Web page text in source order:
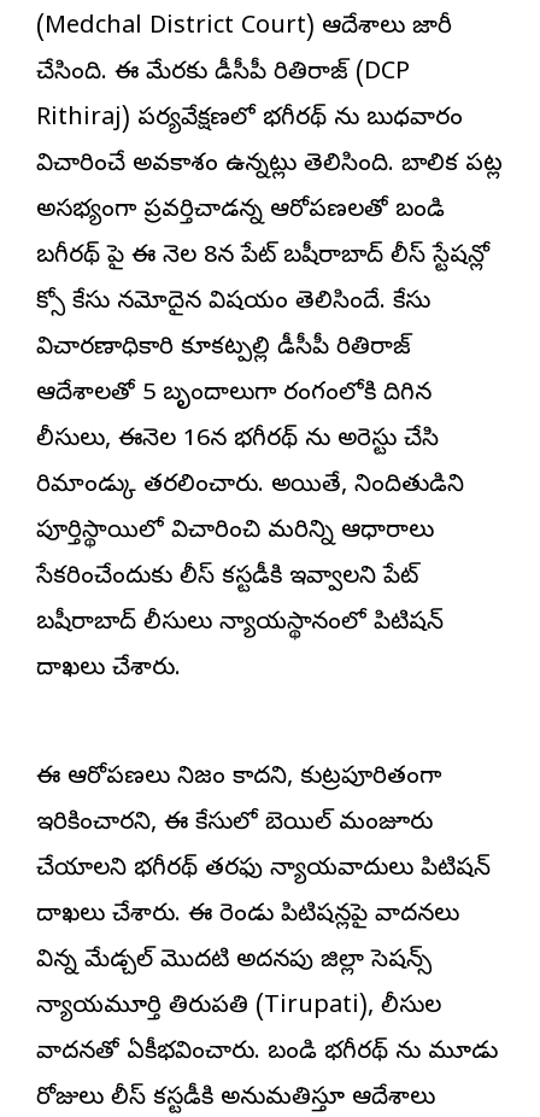
(Medchal District Court) ఆదేశాలు జారీ
చేసింది. ఈ మేరకు డీసీపీ రితిరాజ్ (DCP
Rithiraj) పర్యవేక్షణలో భగీరథ్ ను బుధవారం
విచారించే అవకాశం ఉన్నట్లు తెలిసింది. బాలిక పట్ల
అసభ్యంగా ప్రవర్తిచాడన్న ఆరోపణలతో బండి
బగీరథ్ పై ఈ నెల 8న పేట్ బషీరాబాద్ పోలీస్ స్టేషన్లో
పోక్సో కేసు నమోదైన విషయం తెలిసిందే. కేసు
విచారణాధికారి కూకట్పల్లి డీసీపీ రితిరాజ్
ఆదేశాలతో 5 బృందాలుగా రంగంలోకి దిగిన
పోలీసులు, ఈనెల 16న భగీరథ్ ను అరెస్టు చేసి
రిమాండ్కు తరలించారు. అయితే, నిందితుడిని
పూర్తిస్థాయిలో విచారించి మరిన్ని ఆధారాలు
సేకరించేందుకు పోలీస్ కస్టడీకి ఇవ్వాలని పేట్
బషీరాబాద్ పోలీసులు న్యాయస్థానంలో పిటిషన్
దాఖలు చేశారు.
ఈ ఆరోపణలు నిజం కాదని, కుట్రపూరితంగా
ఇరికించారని, ఈ కేసులో బెయిల్ మంజూరు
చేయాలని భగీరథ్ తరఫు న్యాయవాదులు పిటిషన్
దాఖలు చేశారు. ఈ రెండు పిటిషన్లపై వాదనలు
విన్న మేడ్చల్ మొదటి అదనపు జిల్లా సెషన్స్
న్యాయమూర్తి తిరుపతి (Tirupati), పోలీసుల
వాదనతో ఏకీభవించారు. బండి భగీరథ్ ను మూడు
రోజులు పోలీస్ కస్టడీకి అనుమతిస్తూ ఆదేశాలు